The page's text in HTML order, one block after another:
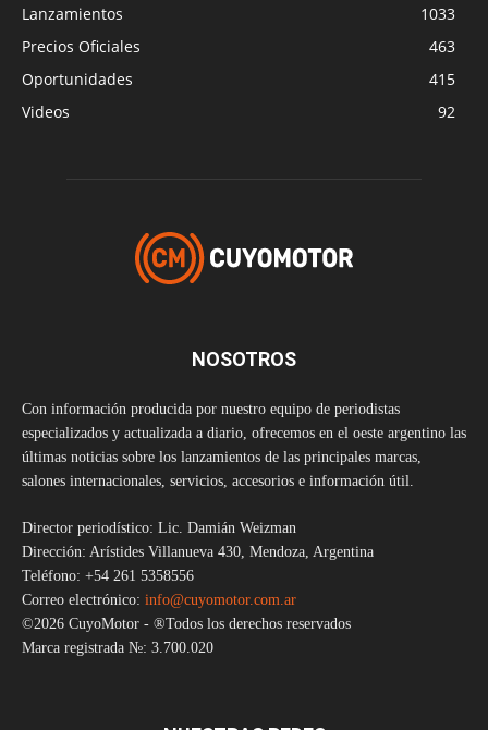
Lanzamientos
1033
Precios Oficiales
463
Oportunidades
415
Videos
92
NOSOTROS
Con información producida por nuestro equipo de periodistas
especializados y actualizada a diario, ofrecemos en el oeste argentino las
últimas noticias sobre los lanzamientos de las principales marcas,
salones internacionales, servicios, accesorios e información útil.
Director periodístico: Lic. Damián Weizman
Dirección: Arístides Villanueva 430, Mendoza, Argentina
Teléfono: +54 261 5358556
Correo electrónico: info@cuyomotor.com.ar
©2026 CuyoMotor - ®Todos los derechos reservados
Marca registrada №: 3.700.020